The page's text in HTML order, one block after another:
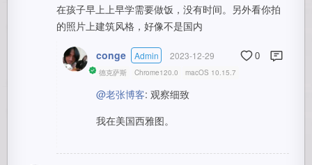
在孩子早上上早学需要做饭，没有时间。另外看你拍
的照片上建筑风格，好像不是国内
conge Admin 2023-12-29 0
德克萨斯 Chrome120.0 macOS 10.15.7
@老张博客: 观察细致
我在美国西雅图。